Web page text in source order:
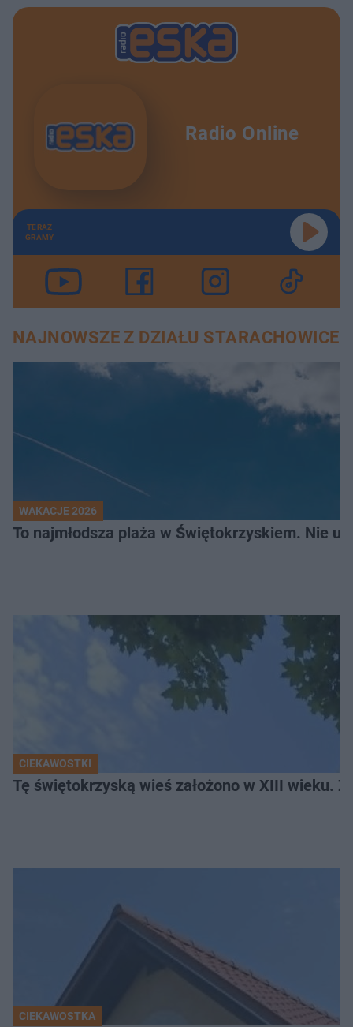
Radio Online
TERAZ
GRAMY
NAJNOWSZE Z DZIAŁU STARACHOWICE
WAKACJE 2026
To najmłodsza plaża w Świętokrzyskiem. Nie
CIEKAWOSTKI
Tę świętokrzyską wieś założono w XIII wieku.
CIEKAWOSTKA